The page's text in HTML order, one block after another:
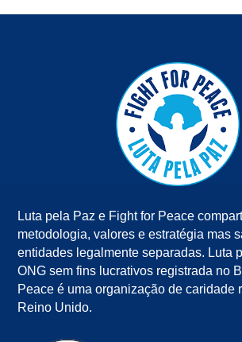
Luta pela Paz e Fight for Peace
metodologia, valores e estratégia mas
entidades legalmente separadas. Luta
ONG sem fins lucrativos registrada no
Peace é uma organização de caridade
Reino Unido.